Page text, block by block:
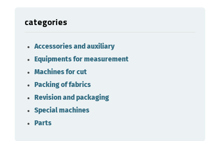
categories
Accessories and auxiliary
Equipments for measurement
Machines for cut
Packing of fabrics
Revision and packaging
Special machines
Parts